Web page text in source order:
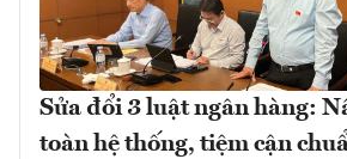
Sửa đổi 3 luật ngân hàng:
toàn hệ thống, tiệm cận